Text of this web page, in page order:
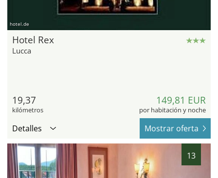
hotel.de
Hotel Rex
Lucca
19,37
kilómetros
149,81 EUR
por habitación y noche
Detalles Mostrar oferta
13